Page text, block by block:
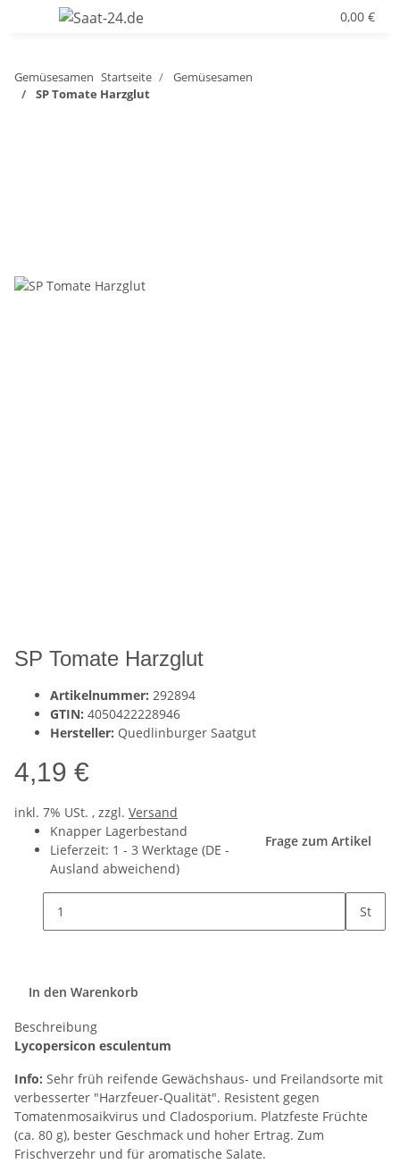
0,00 €
Gemüsesamen Startseite
Gemüsesamen
SP Tomate Harzglut
SP Tomate Harzglut
Artikelnummer: 292894
GTIN: 4050422228946
Hersteller: Quedlinburger Saatgut
4,19 €
inkl. 7% USt. , zzgl. Versand
Knapper Lagerbestand
Lieferzeit: 1 - 3 Werktage (DE -
Ausland abweichend)
Frage zum Artikel
St
In den Warenkorb
Beschreibung
Lycopersicon esculentum
Info: Sehr früh reifende Gewächshaus- und Freilandsorte mit
verbesserter "Harzfeuer-Qualität". Resistent gegen
Tomatenmosaikvirus und Cladosporium. Platzfeste Früchte
(ca. 80 g), bester Geschmack und hoher Ertrag. Zum
Frischverzehr und für aromatische Salate.